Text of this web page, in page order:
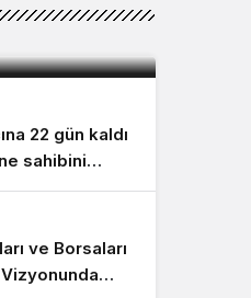
22 gün kaldı
sahibini
ve Borsaları